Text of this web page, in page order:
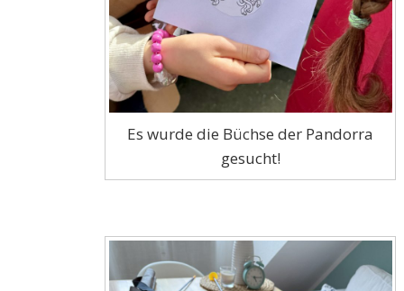
Es wurde die Büchse der Pandorra
gesucht!